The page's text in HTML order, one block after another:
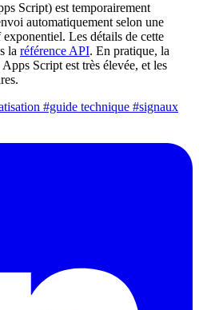
Script) est temporairement
automatiquement selon une
Les détails de cette
la référence API. En pratique, la
Script est très élevée, et les
#guide technique #signaux